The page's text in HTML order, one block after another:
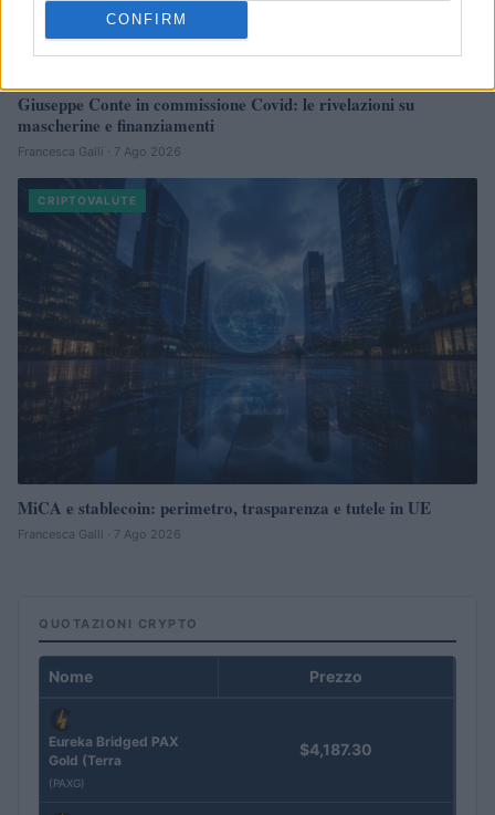
CONFIRM
Giuseppe Conte in commissione Covid: le rivelazioni su
mascherine e finanziamenti
Francesca Galli · 7 Ago 2026
CRIPTOVALUTE
MiCA e stablecoin: perimetro, trasparenza e tutele in UE
Francesca Galli · 7 Ago 2026
QUOTAZIONI CRYPTO
Nome Prezzo
Eureka Bridged PAX
Gold (Terra
(PAXG)
$4,187.30